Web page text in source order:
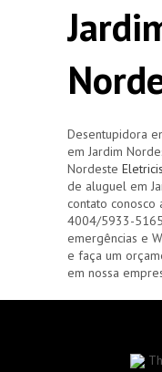
Desentupidora
em Jardim
Nordeste
de aluguel em
contato
4004/5933-
emergências e
e faça um
em nossa